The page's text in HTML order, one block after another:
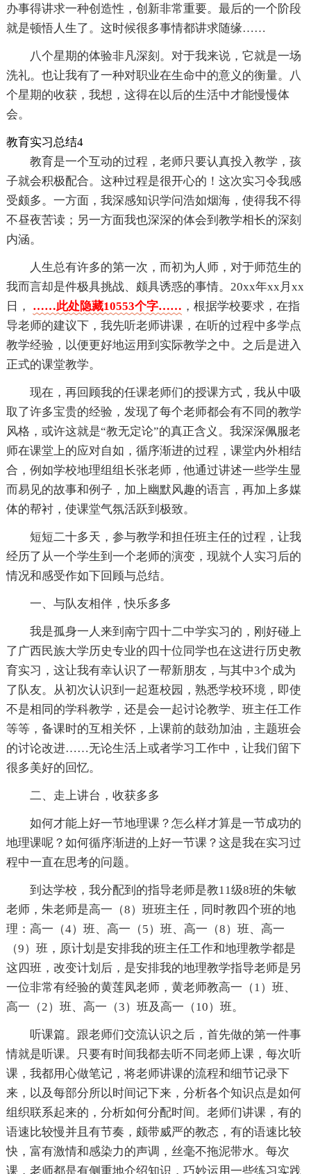
办事得讲求一种创造性，创新非常重要。最后的一个阶段
就是顿悟人生了。这时候很多事情都讲求随缘……
八个星期的体验非凡深刻。对于我来说，它就是一场
洗礼。也让我有了一种对职业在生命中的意义的衡量。八
个星期的收获，我想，这得在以后的生活中才能慢慢体
会。
教育实习总结4
教育是一个互动的过程，老师只要认真投入教学，孩
子就会积极配合。这种过程是很开心的！这次实习令我感
受颇多。一方面，我深感知识学问浩如烟海，使得我不得
不昼夜苦读；另一方面我也深深的体会到教学相长的深刻
内涵。
人生总有许多的第一次，而初为人师，对于师范生的
我而言却是件极具挑战、颇具诱惑的事情。20xx年xx月xx
日， ……此处隐藏10553个字…… ，根据学校要求，在指
导老师的建议下，我先听老师讲课，在听的过程中多学点
教学经验，以便更好地运用到实际教学之中。之后是进入
正式的课堂教学。
现在，再回顾我的任课老师们的授课方式，我从中吸
取了许多宝贵的经验，发现了每个老师都会有不同的教学
风格，或许这就是“教无定论”的真正含义。我深深佩服老
师在课堂上的应对自如，循序渐进的过程，课堂内外相结
合，例如学校地理组组长张老师，他通过讲述一些学生显
而易见的故事和例子，加上幽默风趣的语言，再加上多媒
体的帮衬，使课堂气氛活跃到极致。
短短二十多天，参与教学和担任班主任的过程，让我
经历了从一个学生到一个老师的演变，现就个人实习后的
情况和感受作如下回顾与总结。
一、与队友相伴，快乐多多
我是孤身一人来到南宁四十二中学实习的，刚好碰上
了广西民族大学历史专业的四十位同学也在这进行历史教
育实习，这让我有幸认识了一帮新朋友，与其中3个成为
了队友。从初次认识到一起逛校园，熟悉学校环境，即使
不是相同的学科教学，还是会一起讨论教学、班主任工作
等等，备课时的互相关怀，上课前的鼓劲加油，主题班会
的讨论改进……无论生活上或者学习工作中，让我们留下
很多美好的回忆。
二、走上讲台，收获多多
如何才能上好一节地理课？怎么样才算是一节成功的
地理课呢？如何循序渐进的上好一节课？这是我在实习过
程中一直在思考的问题。
到达学校，我分配到的指导老师是教11级8班的朱敏
老师，朱老师是高一（8）班班主任，同时教四个班的地
理：高一（4）班、高一（5）班、高一（8）班、高一
（9）班，原计划是安排我的班主任工作和地理教学都是
这四班，改变计划后，是安排我的地理教学指导老师是另
一位非常有经验的黄莲凤老师，黄老师教高一（1）班、
高一（2）班、高一（3）班及高一（10）班。
听课篇。跟老师们交流认识之后，首先做的第一件事
情就是听课。只要有时间我都去听不同老师上课，每次听
课，我都用心做笔记，将老师讲课的流程和细节记录下
来，以及每部分所以时间记下来，分析各个知识点是如何
组织联系起来的，分析如何分配时间。老师们讲课，有的
语速比较慢并且有节奏，颇带威严的教态，有的语速比较
快，富有激情和感染力的声调，丝毫不拖泥带水。每次
课，老师都是有侧重地介绍知识，巧妙运用一些练习实践